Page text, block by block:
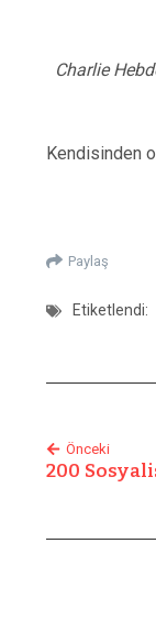
Charlie
Kendisinden
Paylaş
Etiketlendi:
Önceki
200